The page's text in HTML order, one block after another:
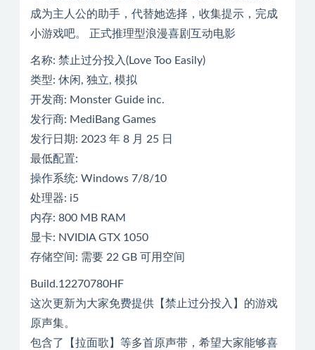
成为主人公的助手，代替她选择，收集提示，完成
小游戏吧。 正式推理型浪漫喜剧互动电影
名称: 禁止过分投入(Love Too Easily)
类型: 休闲, 独立, 模拟
开发商: Monster Guide inc.
发行商: MediBang Games
发行日期: 2023 年 8 月 25 日
最低配置:
操作系统: Windows 7/8/10
处理器: i5
内存: 800 MB RAM
显卡: NVIDIA GTX 1050
存储空间: 需要 22 GB 可用空间
Build.12270780HF
这次更新为大家免费提供【禁止过分投入】的游戏
原声集。
包含了【拉面歌】等多首原声带，希望大家能够喜